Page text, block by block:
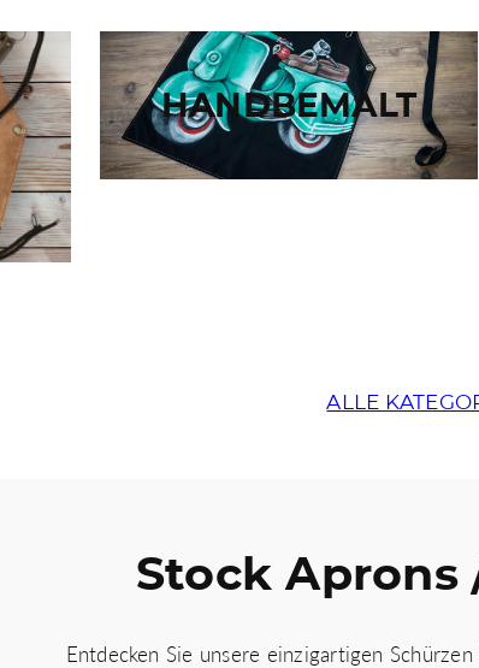
HANDBEMALT
ALLE
Stock Aprons
Entdecken Sie unsere einzigartigen